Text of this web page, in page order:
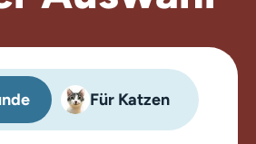
Für Katzen